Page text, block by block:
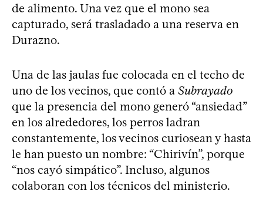
de alimento. Una vez que el mono sea
capturado, será trasladado a una reserva en
Durazno.
Una de las jaulas fue colocada en el techo de
uno de los vecinos, que contó a Subrayado
que la presencia del mono generó “ansiedad”
en los alrededores, los perros ladran
constantemente, los vecinos curiosean y hasta
le han puesto un nombre: “Chirivín”, porque
“nos cayó simpático”. Incluso, algunos
colaboran con los técnicos del ministerio.